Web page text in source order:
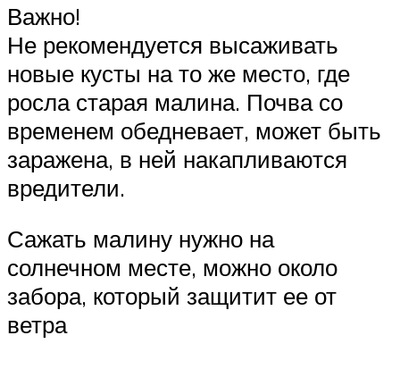
Важно!
Не рекомендуется высаживать
новые кусты на то же место, где
росла старая малина. Почва со
временем обедневает, может быть
заражена, в ней накапливаются
вредители.
Сажать малину нужно на
солнечном месте, можно около
забора, который защитит ее от
ветра